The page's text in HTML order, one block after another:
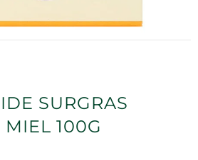
SURGRAS
MIEL 100G